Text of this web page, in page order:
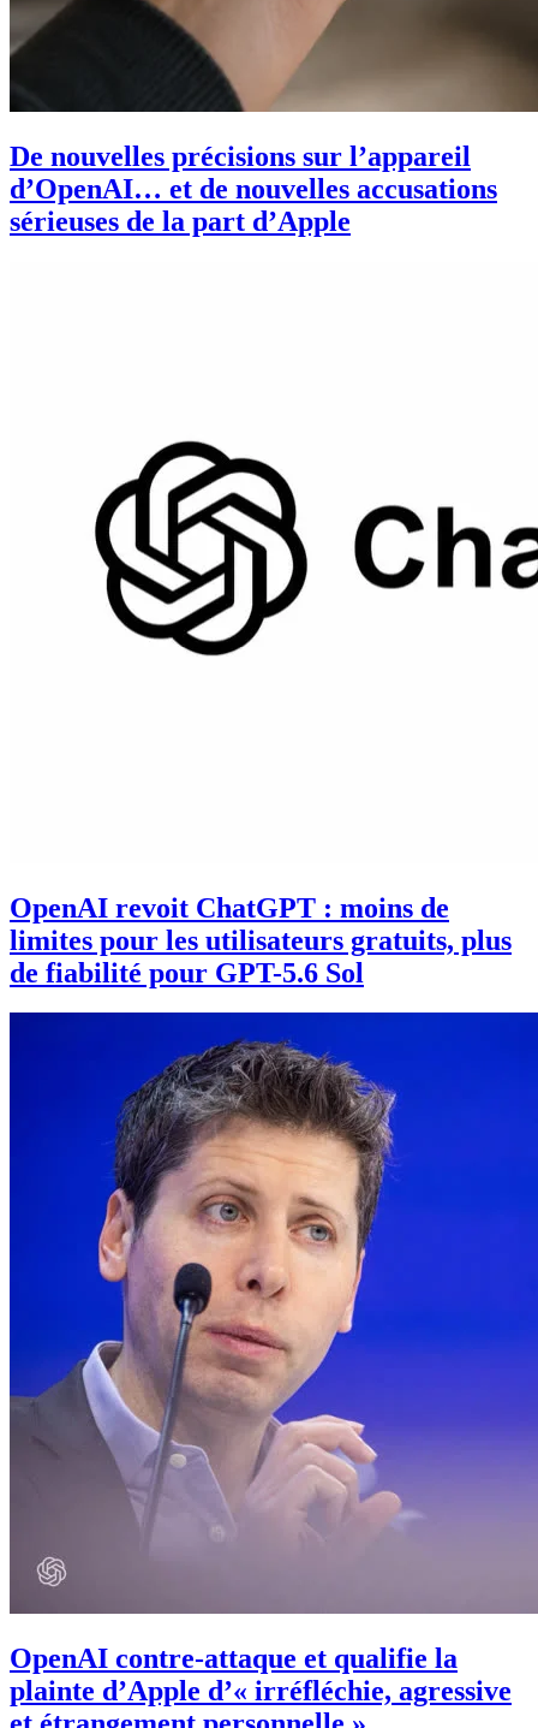
De nouvelles précisions sur l’appareil
d’OpenAI… et de nouvelles accusations
sérieuses de la part d’Apple
OpenAI revoit ChatGPT : moins de
limites pour les utilisateurs gratuits, plus
de fiabilité pour GPT-5.6 Sol
OpenAI contre-attaque et qualifie la
plainte d’Apple d’« irréfléchie, agressive